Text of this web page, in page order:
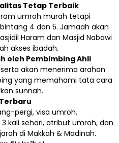
Tetap Terbaik
umroh murah tetapi
4 dan 5. Jamaah akan
Haram dan Masjid Nabawi
akses ibadah.
oleh Pembimbing Ahli
akan menerima arahan
yang memahami tata cara
sunnah.
pergi, visa umroh,
kali sehari, atribut umroh, dan
di Makkah & Madinah.